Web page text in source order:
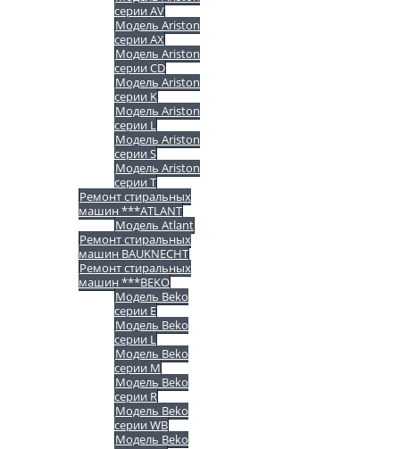
серии AV
Модель Ariston
серии AX
Модель Ariston
серии CD
Модель Ariston
серии K
Модель Ariston
серии L
Модель Ariston
серии S
Модель Ariston
серии T
Ремонт стиральных
машин ***ATLANT
Модель Atlant
Ремонт стиральных
машин BAUKNECHT
Ремонт стиральных
машин ***BEKO
Модель Beko
серии E
Модель Beko
серии L
Модель Beko
серии M
Модель Beko
серии R
Модель Beko
серии WB
Модель Beko